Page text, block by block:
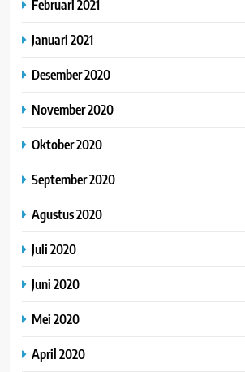
Februari 2021
Januari 2021
Desember 2020
November 2020
Oktober 2020
September 2020
Agustus 2020
Juli 2020
Juni 2020
Mei 2020
April 2020